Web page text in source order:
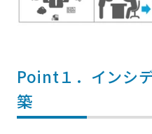
Point１． インシ
築